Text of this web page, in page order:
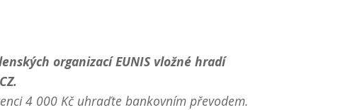
organizací EUNIS vložné hradí
4 000 Kč uhraďte bankovním převodem.